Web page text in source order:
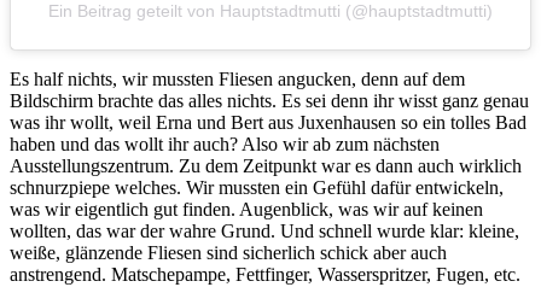
Ein Beitrag geteilt von Hauptstadtmutti (@hauptstadtmutti)
Es half nichts, wir mussten Fliesen angucken, denn auf dem
Bildschirm brachte das alles nichts. Es sei denn ihr wisst ganz genau
was ihr wollt, weil Erna und Bert aus Juxenhausen so ein tolles Bad
haben und das wollt ihr auch? Also wir ab zum nächsten
Ausstellungszentrum. Zu dem Zeitpunkt war es dann auch wirklich
schnurzpiepe welches. Wir mussten ein Gefühl dafür entwickeln,
was wir eigentlich gut finden. Augenblick, was wir auf keinen
wollten, das war der wahre Grund. Und schnell wurde klar: kleine,
weiße, glänzende Fliesen sind sicherlich schick aber auch
anstrengend. Matschepampe, Fettfinger, Wasserspritzer, Fugen, etc.